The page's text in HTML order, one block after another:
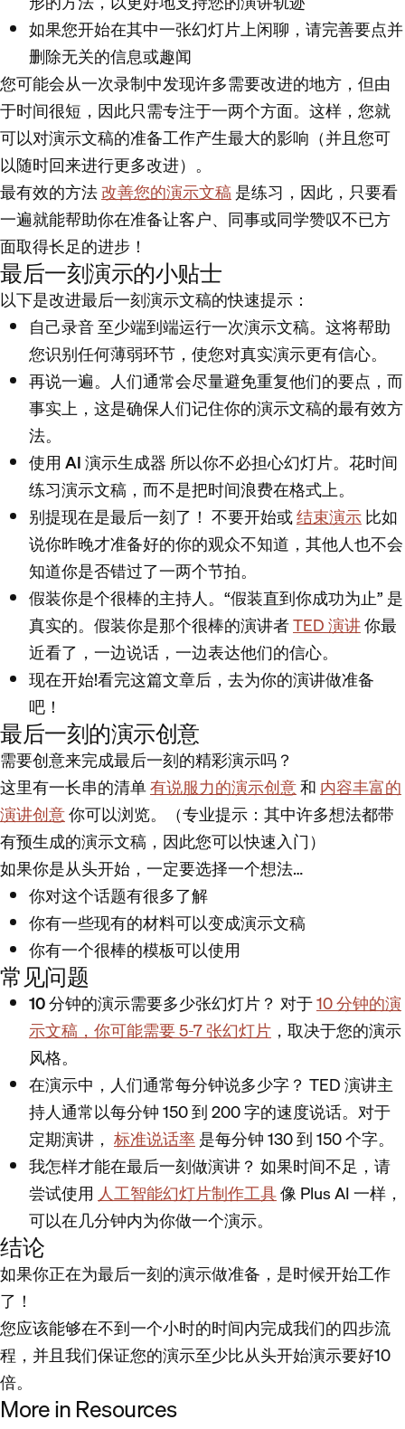
如果您开始在其中一张幻灯片上闲聊，请完善要点并
删除无关的信息或趣闻
您可能会从一次录制中发现许多需要改进的地方，但由
于时间很短，因此只需专注于一两个方面。这样，您就
可以对演示文稿的准备工作产生最大的影响（并且您可
以随时回来进行更多改进）。
最有效的方法改善您的演示文稿是练习 ，因此，只要看
一遍就能帮助你在准备让客户、同事或同学赞叹不已方
面取得长足的进步！
最后一刻演示的小贴士
以下是改进最后一刻演示文稿的快速提示：
自己录音至少端到端运行一次演示文稿。这将帮助
您识别任何薄弱环节，使您对真实演示更有信心。
再说一遍。人们通常会尽量避免重复他们的要点，而
事实上，这是确保人们记住你的演示文稿的最有效方
法。
使用 AI 演示生成器所以你不必担心幻灯片。花时间
练习演示文稿，而不是把时间浪费在格式上。
别提现在是最后一刻了！ 不要开始或结束演示比如
说你昨晚才准备好的你的观众不知道，其他人也不会
知道你是否错过了一两个节拍。
假装你是个很棒的主持人。“假装直到你成功为止” 是
真实的。假装你是那个很棒的演讲者TED 演讲你最
近看了，一边说话，一边表达他们的信心。
现在开始!看完这篇文章后，去为你的演讲做准备
吧！
最后一刻的演示创意
需要创意来完成最后一刻的精彩演示吗？
这里有一长串的清单有说服力的演示创意和内容丰富的
演讲创意你可以浏览。（专业提示：其中许多想法都带
有预生成的演示文稿，因此您可以快速入门）
如果你是从头开始，一定要选择一个想法…
你对这个话题有很多了解
你有一些现有的材料可以变成演示文稿
你有一个很棒的模板可以使用
常见问题
10 分钟的演示需要多少张幻灯片？ 对于10 分钟的演
示文稿，你可能需要 5-7 张幻灯片 ，取决于您的演示
风格。
在演示中，人们通常每分钟说多少字？ TED 演讲主
持人通常以每分钟 150 到 200 字的速度说话。对于
定期演讲， 标准说话率是每分钟 130 到 150 个字。
我怎样才能在最后一刻做演讲？ 如果时间不足，请
尝试使用 人工智能幻灯片制作工具像 Plus AI 一样，
可以在几分钟内为你做一个演示。
结论
如果你正在为最后一刻的演示做准备，是时候开始工作
了！
您应该能够在不到一个小时的时间内完成我们的四步流
程，并且我们保证您的演示至少比从头开始演示要好10
倍。
More in Resources